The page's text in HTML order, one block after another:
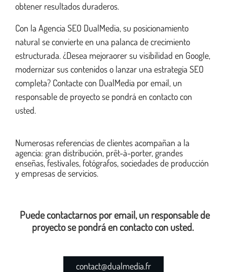
obtener resultados duraderos.
Con la Agencia SEO DualMedia, su posicionamiento
natural se convierte en una palanca de crecimiento
estructurada. ¿Desea mejoraorer su visibilidad en Google,
modernizar sus contenidos o lanzar una estrategia SEO
completa? Contacte con DualMedia por email, un
responsable de proyecto se pondrá en contacto con
usted.
Numerosas referencias de clientes acompañan a la
agencia: gran distribución, prêt-à-porter, grandes
enseñas, festivales, fotógrafos, sociedades de producción
y empresas de servicios.
Puede contactarnos por email, un responsable de
proyecto se pondrá en contacto con usted.
contact@dualmedia.fr